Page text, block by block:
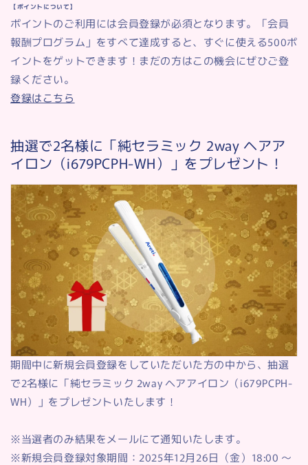
【ポイントについて】
ポイントのご利用には会員登録が必須となります。「会員
報酬プログラム」をすべて達成すると、すぐに使える500ポ
イントをゲットできます！まだの方はこの機会にぜひご登
録ください。
登録はこちら
抽選で2名様に「純セラミック 2way ヘアア
イロン（i679PCPH-WH）」をプレゼント！
期間中に新規会員登録をしていただいた方の中から、抽選
で2名様に「純セラミック 2way ヘアアイロン（i679PCPH-
WH）」をプレゼントいたします！
※当選者のみ結果をメールにて通知いたします。
※新規会員登録対象期間：2025年12月26日（金）18:00 ～